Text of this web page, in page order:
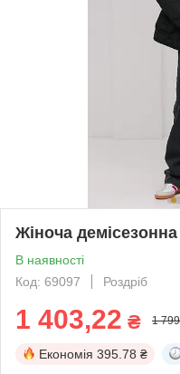
Жіноча
В наявності
Код: 69097
Роздріб
1 403,22 ₴ 1
Економія 395.78 ₴